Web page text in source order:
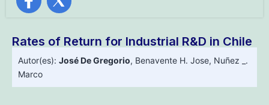
Rates of Return for Industrial R&D in Chile
Autor(es): José De Gregorio, Benavente H. Jose, Nuñez _.
Marco